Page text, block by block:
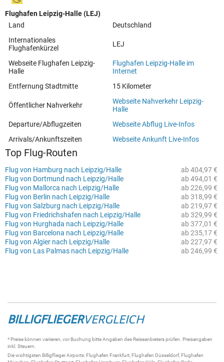
Flughafen Leipzig-Halle (LEJ)
Land
Deutschland
Internationales
Flughafenkürzel
LEJ
Webseite Flughafen Leipzig-
Halle
Flughafen Leipzig-Halle im
Internet
Entfernung Stadtmitte
15 Kilometer
Öffentlicher Nahverkehr
Webseite Nahverkehr Leipzig-
Halle
Departure/Abflugzeiten
Webseite Abflug Live-Infos
Arrivals/Ankunftszeiten
Webseite Ankunft Live-Infos
Top Flug-Routen
ab 404,97 €
Flug von Hamburg nach Leipzig/Halle
ab 494,01 €
Flug von Dortmund nach Leipzig/Halle
ab 226,99 €
Flug von Mallorca nach Leipzig/Halle
ab 318,99 €
Flug von Berlin nach Leipzig/Halle
ab 219,97 €
Flug von Salzburg nach Leipzig/Halle
ab 329,99 €
Flug von Friedrichshafen nach Leipzig/Halle
ab 377,01 €
Flug von Hurghada nach Leipzig/Halle
ab 235,17 €
Flug von Barcelona nach Leipzig/Halle
ab 227,97 €
Flug von Algier nach Leipzig/Halle
ab 246,99 €
Flug von Las Palmas nach Leipzig/Halle
BILLIGFLIEGERVERGLEICH
* Preise können variieren, vor Buchung bitte Angaben des Reiseanbieters prüfen. Preisangaben
inkl. Steuern.
Die wichtigsten BilligfliegerAirports: Flughafen Frankfurt Flughafen Düsseldorf, Flughafen